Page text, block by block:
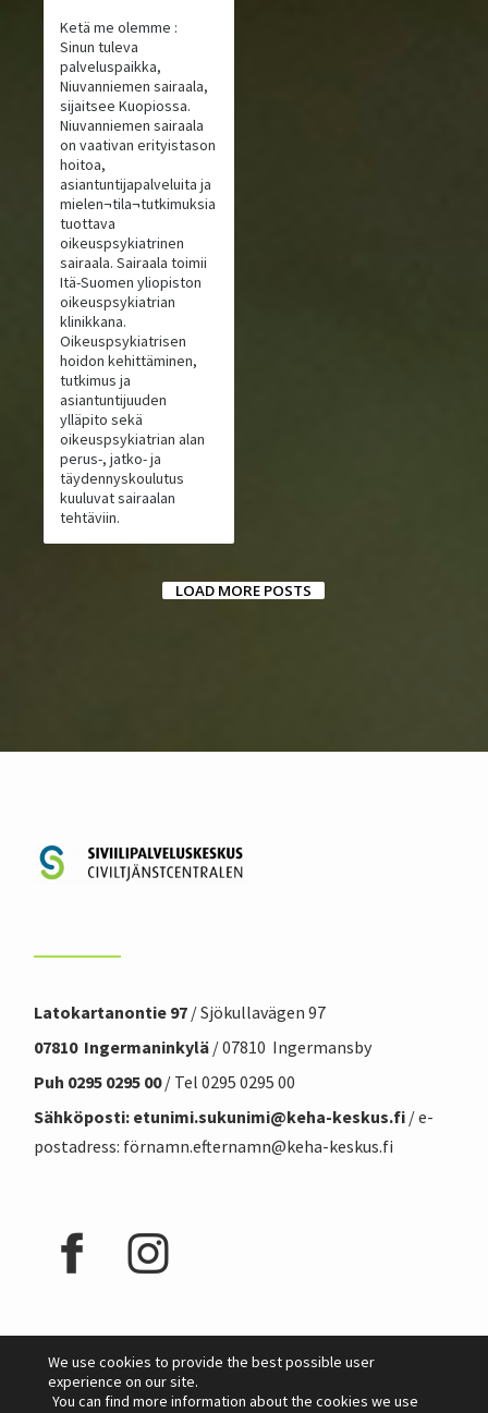
Ketä me olemme :
Sinun tuleva
palveluspaikka,
Niuvanniemen sairaala,
sijaitsee Kuopiossa.
Niuvanniemen sairaala
on vaativan erityistason
hoitoa,
asiantuntijapalveluita ja
mielen¬tila¬tutkimuksia
tuottava
oikeuspsykiatrinen
sairaala. Sairaala toimii
Itä-Suomen yliopiston
oikeuspsykiatrian
klinikkana.
Oikeuspsykiatrisen
hoidon kehittäminen,
tutkimus ja
asiantuntijuuden
ylläpito sekä
oikeuspsykiatrian alan
perus-, jatko- ja
täydennyskoulutus
kuuluvat sairaalan
tehtäviin.
LOAD MORE POSTS
Latokartanontie 97 / Sjökullavägen 97
07810 Ingermaninkylä / 07810 Ingermansby
Puh 0295 0295 00/ Tel 0295 0295 00
Sähköposti: etunimi.sukunimi@keha-keskus.fi / e-
postadress: förnamn.efternamn@keha-keskus.fi
We use cookies to provide the best possible user
experience on our site.
You can find more information about the cookies we use